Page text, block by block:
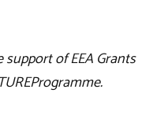
of EEA Grants
Programme.